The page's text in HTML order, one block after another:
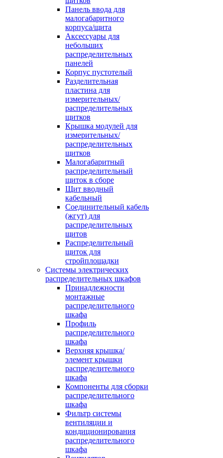
Панель ввода для
малогабаритного
корпуса/щита
Аксессуары для
небольших
распределительных
панелей
Корпус пустотелый
Разделительная
пластина для
измерительных/
распределительных
щитков
Крышка модулей для
измерительных/
распределительных
щитков
Малогабаритный
распределительный
щиток в сборе
Щит вводный
кабельный
Соединительный кабель
(жгут) для
распределительных
щитов
Распределительный
щиток для
стройплощадки
Системы электрических
распределительных шкафов
Принадлежности
монтажные
распределительного
шкафа
Профиль
распределительного
шкафа
Верхняя крышка/
элемент крышки
распределительного
шкафа
Компоненты для сборки
распределительного
шкафа
Фильтр системы
вентиляции и
кондиционирования
распределительного
шкафа